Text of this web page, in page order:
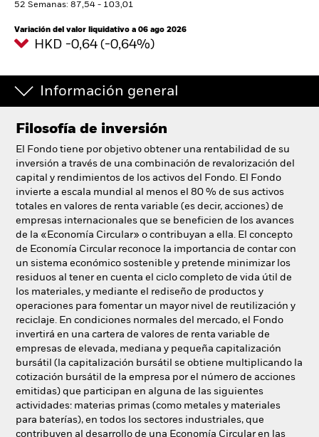
España
BlackRock
iShares
Aladdin
Nuestra compañía
52 Semanas: 87,54 - 103,01
Variación del valor liquidativo a 06 ago 2026
HKD -0,64 (-0,64%)
Información general
Filosofía de inversión
El Fondo tiene por objetivo obtener una rentabilidad de su
inversión a través de una combinación de revalorización del
capital y rendimientos de los activos del Fondo. El Fondo
invierte a escala mundial al menos el 80 % de sus activos
totales en valores de renta variable (es decir, acciones) de
empresas internacionales que se beneficien de los avances
de la «Economía Circular» o contribuyan a ella. El concepto
de Economía Circular reconoce la importancia de contar con
un sistema económico sostenible y pretende minimizar los
residuos al tener en cuenta el ciclo completo de vida útil de
los materiales, y mediante el rediseño de productos y
operaciones para fomentar un mayor nivel de reutilización y
reciclaje. En condiciones normales del mercado, el Fondo
invertirá en una cartera de valores de renta variable de
empresas de elevada, mediana y pequeña capitalización
bursátil (la capitalización bursátil se obtiene multiplicando la
cotización bursátil de la empresa por el número de acciones
emitidas) que participan en alguna de las siguientes
actividades: materias primas (como metales y materiales
para baterías), en todos los sectores industriales, que
contribuyen al desarrollo de una Economía Circular en las